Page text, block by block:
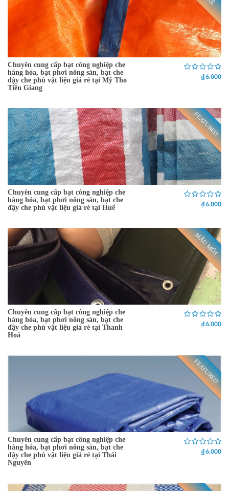
Chuyên cung cấp bạt công nghiệp che
hàng hóa, bạt phơi nông sản, bạt che
đậy che phủ vật liệu giá rẻ tại Mỹ Tho
Tiền Giang
₫ 6.000
FEATURED
Chuyên cung cấp bạt công nghiệp che
hàng hóa, bạt phơi nông sản, bạt che
đậy che phủ vật liệu giá rẻ tại Huế
₫ 6.000
MẪU MỚI
Chuyên cung cấp bạt công nghiệp che
hàng hóa, bạt phơi nông sản, bạt che
đậy che phủ vật liệu giá rẻ tại Thanh
Hoá
₫ 6.000
FEATURED
Chuyên cung cấp bạt công nghiệp che
hàng hóa, bạt phơi nông sản, bạt che
đậy che phủ vật liệu giá rẻ tại Thái
Nguyên
₫ 6.000